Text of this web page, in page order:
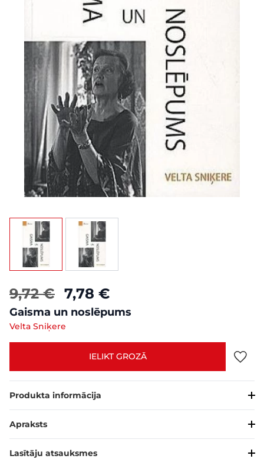
View larger imageView larger image
9,72 € 7,78 €
Gaisma un noslēpums
Velta Sniķere
IELIKT GROZĀ
Produkta informācija
Apraksts
Lasītāju atsauksmes